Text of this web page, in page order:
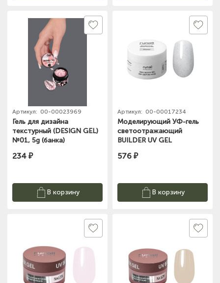
Артикул: 00-00023969
Гель для дизайна
текстурный (DESIGN GEL)
№01, 5g (банка)
234 ₽
В корзину
Артикул: 00-00017234
Моделирующий УФ-гель
светоотражающий
BUILDER UV GEL
№9647
576 ₽
В корзину